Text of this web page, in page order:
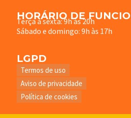
HORÁRIO DE
Terça à sexta: 9h às 20h
Sábado e domingo: 9h às 17h
LGPD
Termos de uso
Aviso de privacidade
Política de cookies